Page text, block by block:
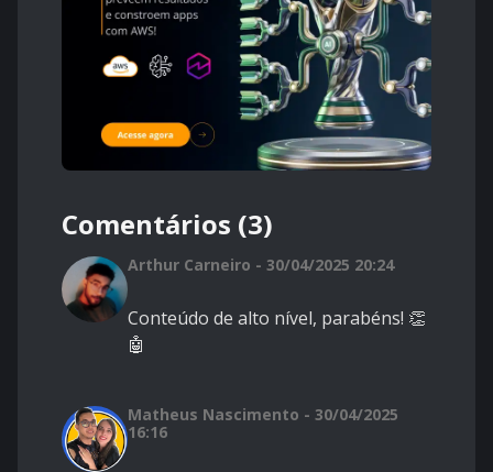
Comentários (3)
Arthur Carneiro - 30/04/2025 20:24
Conteúdo de alto nível, parabéns! 👏
🤖
Matheus Nascimento - 30/04/2025
16:16